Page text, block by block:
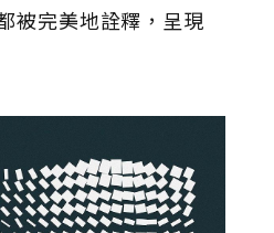
被完美地詮釋，呈現